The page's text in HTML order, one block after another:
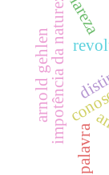
impotência da natureza
palavra
clareza
arnold gehlen